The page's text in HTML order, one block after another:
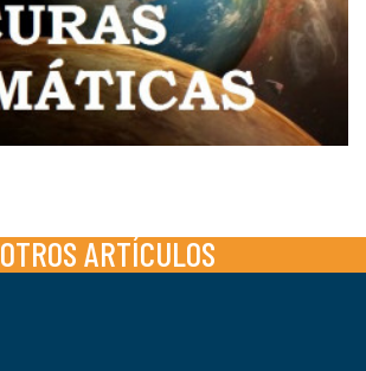
OTROS ARTÍCULOS